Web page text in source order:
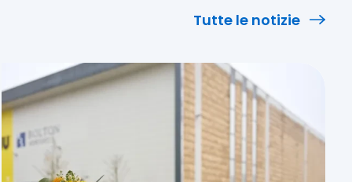
Tutte le notizie